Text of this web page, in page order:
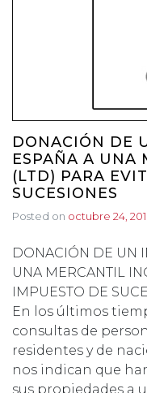
DONACIÓN DE
ESPAÑA A UNA
(LTD) PARA
SUCESIONES
Posted on octubre 24,
DONACIÓN DE UN
UNA MERCANTIL
IMPUESTO DE
En los últimos
consultas de
residentes y de
nos indican que
sus propiedades a